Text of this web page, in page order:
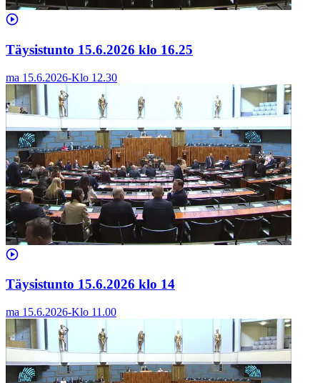
Täysistunto 15.6.2026 klo 16.25
ma 15.6.2026-Klo 12.30
Täysistunto 15.6.2026 klo 14
ma 15.6.2026-Klo 11.00